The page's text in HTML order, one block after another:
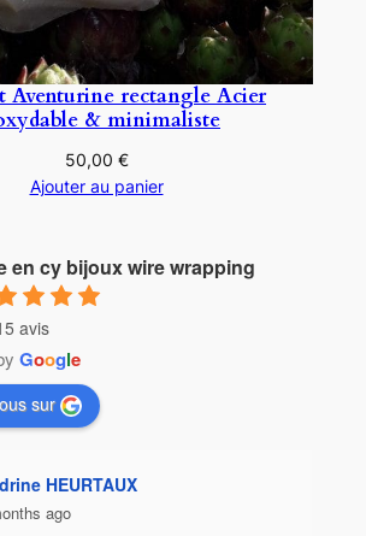
Aventurine rectangle Acier
& minimaliste
50,00 €
Ajouter au panier
en cy bijoux wire wrapping
avis
Google
sur
bosseney
ago